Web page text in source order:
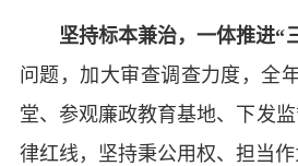
坚持标本兼治，一体推进“
问题，加大审查调查力度，全
堂、参观廉政教育基地、下发
律红线，坚持秉公用权、担当作